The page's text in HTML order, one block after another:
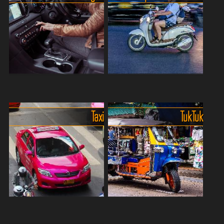
ganz privat! ✨🚖 🚐 Warum
sich mit überfüllten Bussen
oder teuren T...
von A nach B zu gelangen
ist der Mietwagen. Diese
gibt es in den
Touristengebieten zuhauf...
besten Autovermietungen in
Thailand. Linksverkehr, laute
Hupe, viel Buddha – und
trotzdem: Wer in Thailand
ein Auto mietet, erlebt echte
Freiheit auf vier Rä...
unterwegs.Für die
Fortbewegung in
thailändischen Städten oder
auf Inseln ist das Moped,
der Roller oder Motorrad
eine ziemlich pra...
Taxi TukTuk